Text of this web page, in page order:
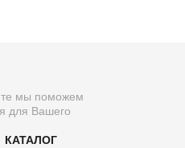
мы поможем
для Вашего
КАТАЛОГ